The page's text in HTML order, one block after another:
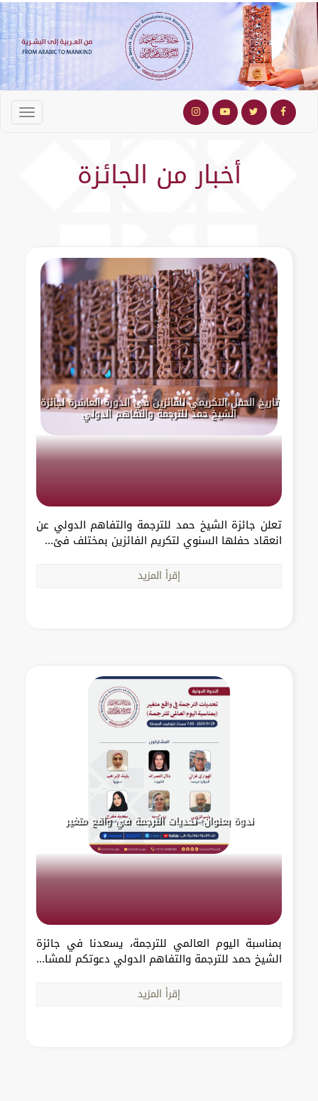
أخبار من الجائزة
تاريخ الحفل التكريمي للفائزين في الدورة العاشرة لجائزة
الشيخ حمد للترجمة والتفاهم الدولي
تعلن جائزة الشيخ حمد للترجمة والتفاهم الدولي عن
انعقاد حفلها السنوي لتكريم الفائزين بمختلف فئ...
إقرأ المزيد
ندوة بعنوان: تحديات الترجمة في واقع متغير
بمناسبة اليوم العالمي للترجمة، يسعدنا في جائزة
الشيخ حمد للترجمة والتفاهم الدولي دعوتكم للمشا...
إقرأ المزيد